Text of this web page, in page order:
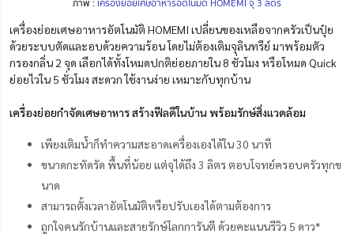
เครื่องย่อยเศษอาหารอัตโนมัติ HOMEMI เปลี่ยนของเหลือจากครัวเป็นปุ๋ย
ด้วยระบบตัดและอบด้วยความร้อน โดยไม่ต้องเติมจุลินทรีย์ มาพร้อมตัว
กรองกลิ่น 2 จุด เลือกได้ทั้งโหมดปกติย่อยภายใน 8 ชั่วโมง หรือโหมด Quick
ย่อยไวใน 5 ชั่วโมง สะดวก ใช้งานง่าย เหมาะกับทุกบ้าน
เครื่องย่อยกำจัดเศษอาหาร สร้างฟีลดีในบ้าน พร้อมรักษ์สิ่งแวดล้อม
เพียงเติมน้ำก็ทำความสะอาดเครื่องเองได้ใน 30 นาที
ขนาดกะทัดรัด พื้นที่น้อย แต่จุได้ถึง 3 ลิตร ตอบโจทย์ครอบครัวทุกข
นาด
สามารถตั้งเวลาอัตโนมัติหรือปรับเองได้ตามต้องการ
ถูกใจคนรักบ้านและสายรักษ์โลกการันตี ด้วยคะแนนรีวิว 5 ดาว*